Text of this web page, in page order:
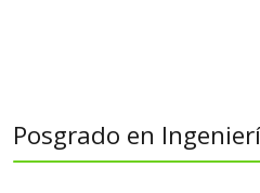
Posgrado en